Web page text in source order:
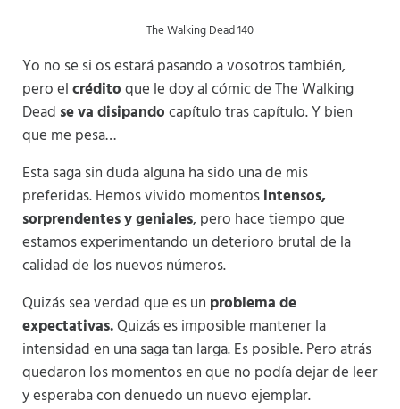
The Walking Dead 140
Yo no se si os estará pasando a vosotros también,
pero elcréditoque le doy al cómic de The Walking
Dead seva disipandocapítulo tras capítulo. Y bien
que me pesa…
Esta saga sin duda alguna ha sido una de mis
preferidas. Hemos vivido momentosintensos,
sorprendentes y geniales, pero hace tiempo que
estamos experimentando un deterioro brutal de la
calidad de los nuevos números.
Quizás sea verdad que es un problema de
expectativas.Quizás es imposible mantener la
intensidad en una saga tan larga. Es posible. Pero atrás
quedaron los momentos en que no podía dejar de leer
y esperaba con denuedo un nuevo ejemplar.